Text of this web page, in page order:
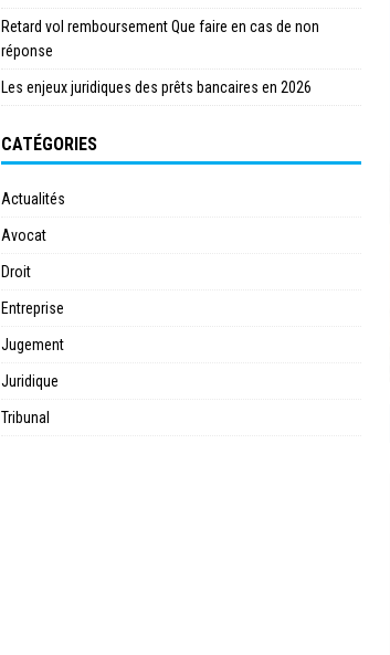
Retard vol remboursement Que faire en cas de non
réponse
Les enjeux juridiques des prêts bancaires en 2026
CATÉGORIES
Actualités
Avocat
Droit
Entreprise
Jugement
Juridique
Tribunal